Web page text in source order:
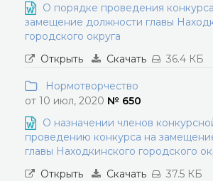
О порядке проведения
замещение должности главы
городского округа
Открыть
Скачать 36.4 КБ
Нормотворчество
от 10 июл, 2020 № 650
О назначении членов
проведению конкурса на
главы Находкинского городского
Открыть
Скачать 37.5 КБ